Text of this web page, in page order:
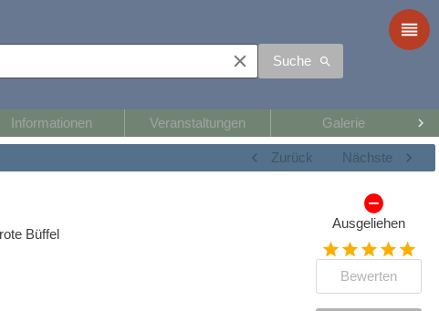
Suche
Informationen Veranstaltungen Galerie
Zurück Nächste
Büffel
Ausgeliehen
Bewerten